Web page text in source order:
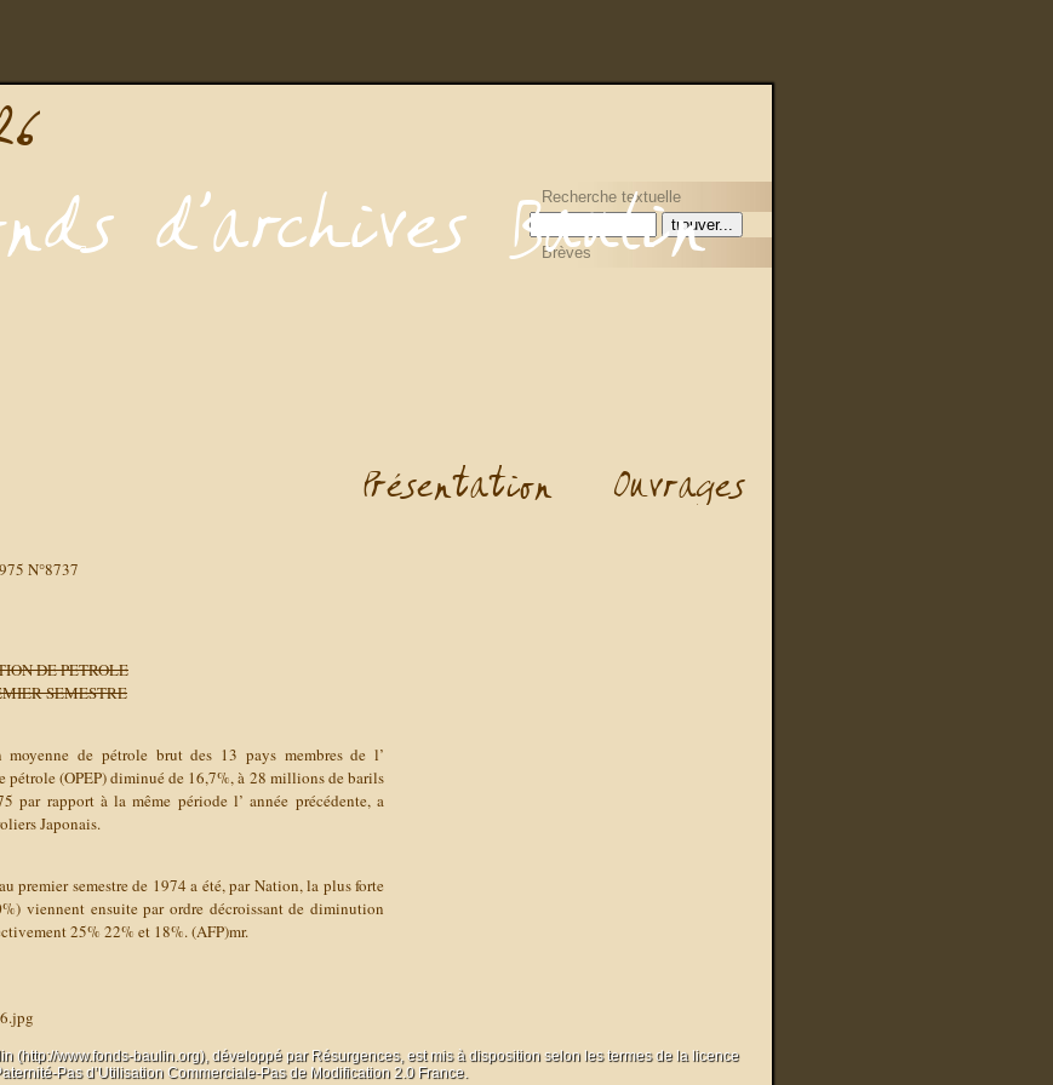
Recherche textuelle
Brèves
N°8737
DE PETROLE
SEMESTRE
de pétrole brut des 13 pays membres de l’
pétrole (OPEP) diminué de 16,7%, à 28 millions de barils
par rapport à la même période l’ année précédente, a
Japonais.
premier semestre de 1974 a été, par Nation, la plus forte
viennent ensuite par ordre décroissant de diminution
25% 22% et 18%. (AFP)mr.
(http://www.fonds-baulin.org), développé par Résurgences, est mis à disposition selon les termes de la licence
Pas d’Utilisation Commerciale-Pas de Modification 2.0 France.